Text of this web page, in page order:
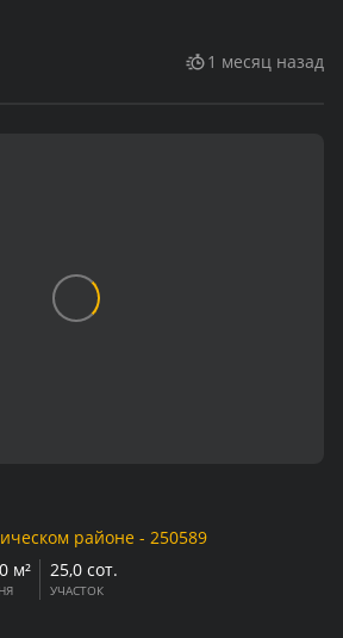
1 месяц назад
районе - 250589
м² 25,0 сот.
УЧАСТОК